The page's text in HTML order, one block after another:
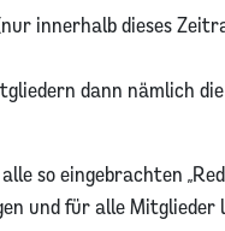
innerhalb dieses
dann nämlich
so eingebrachten
und für alle Mitglieder